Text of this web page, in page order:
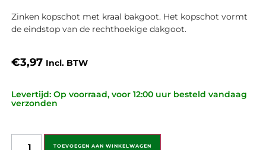
Zinken kopschot met kraal bakgoot. Het kopschot vormt
de eindstop van de rechthoekige dakgoot.
€3,97 Incl. BTW
Levertijd: Op voorraad, voor 12:00 uur besteld vandaag
verzonden
TOEVOEGEN AAN WINKELWAGEN